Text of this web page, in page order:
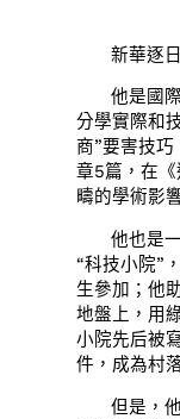
新華逐
他是國
分學實際和
商”要害技
章5篇，在
疇的學術影
他也是
“科技小院”
生參加；他
地盤上，用
小院先后被
件，成為村
但是，